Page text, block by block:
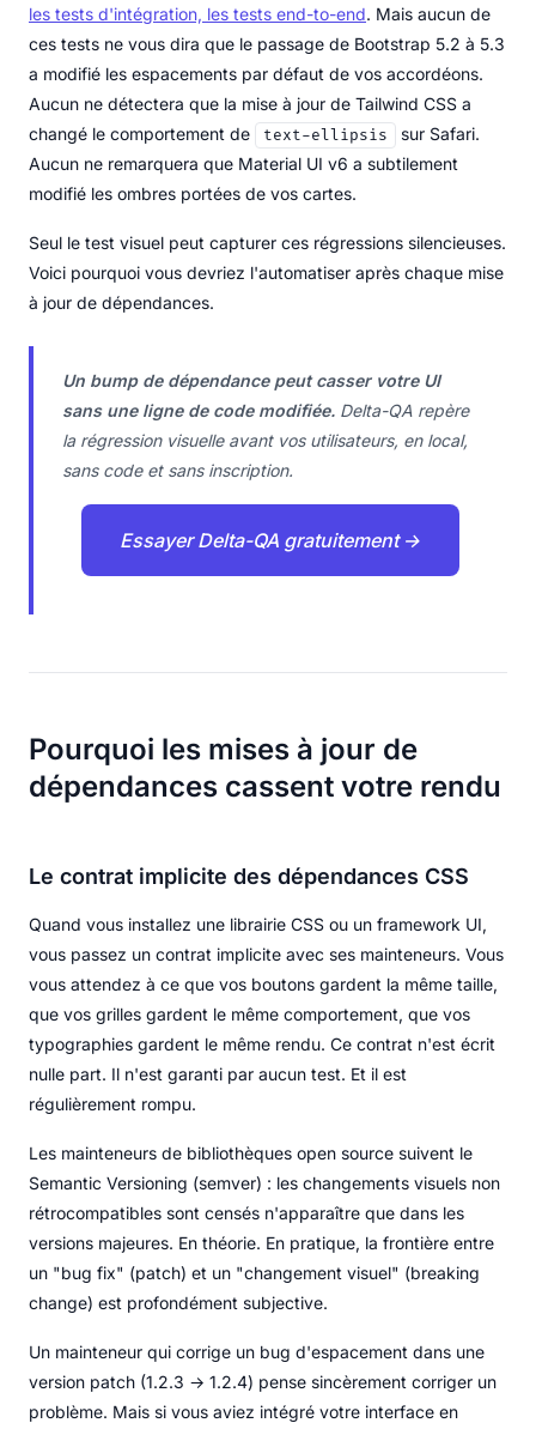
les tests d'intégration, les tests end-to-end. Mais aucun de
ces tests ne vous dira que le passage de Bootstrap 5.2 à 5.3
a modifié les espacements par défaut de vos accordéons.
Aucun ne détectera que la mise à jour de Tailwind CSS a
changé le comportement de
text-ellipsis
sur Safari.
Aucun ne remarquera que Material UI v6 a subtilement
modifié les ombres portées de vos cartes.
Seul le test visuel peut capturer ces régressions silencieuses.
Voici pourquoi vous devriez l'automatiser après chaque mise
à jour de dépendances.
Un bump de dépendance peut casser votre UI
sans une ligne de code modifiée. Delta-QA repère
la régression visuelle avant vos utilisateurs, en local,
sans code et sans inscription.
Essayer Delta-QA gratuitement →
Pourquoi les mises à jour de
dépendances cassent votre rendu
Le contrat implicite des dépendances CSS
Quand vous installez une librairie CSS ou un framework UI,
vous passez un contrat implicite avec ses mainteneurs. Vous
vous attendez à ce que vos boutons gardent la même taille,
que vos grilles gardent le même comportement, que vos
typographies gardent le même rendu. Ce contrat n'est écrit
nulle part. Il n'est garanti par aucun test. Et il est
régulièrement rompu.
Les mainteneurs de bibliothèques open source suivent le
Semantic Versioning (semver) : les changements visuels non
rétrocompatibles sont censés n'apparaître que dans les
versions majeures. En théorie. En pratique, la frontière entre
un "bug fix" (patch) et un "changement visuel" (breaking
change) est profondément subjective.
Un mainteneur qui corrige un bug d'espacement dans une
version patch (1.2.3 → 1.2.4) pense sincèrement corriger un
problème. Mais si vous aviez intégré votre interface en